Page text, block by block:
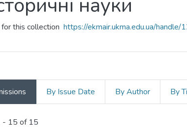
науки
this collection https://ekmair.ukma.edu.ua/
By Issue Date By Author By
- 15 of 15